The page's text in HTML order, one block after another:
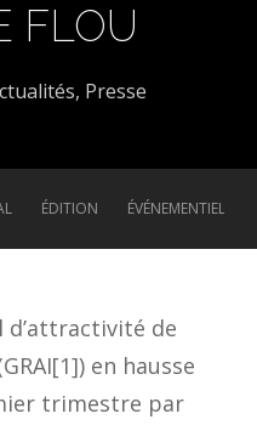
FLOU
, Presse
ÉDITION ÉVÉNEMENTIEL
d’attractivité de
en hausse
trimestre par